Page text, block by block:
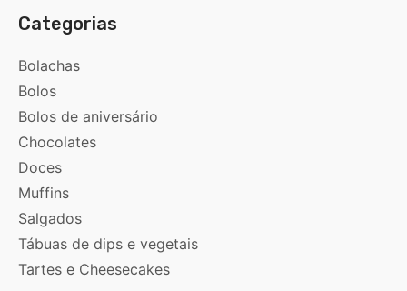
Categorias
Bolachas
Bolos
Bolos de aniversário
Chocolates
Doces
Muffins
Salgados
Tábuas de dips e vegetais
Tartes e Cheesecakes